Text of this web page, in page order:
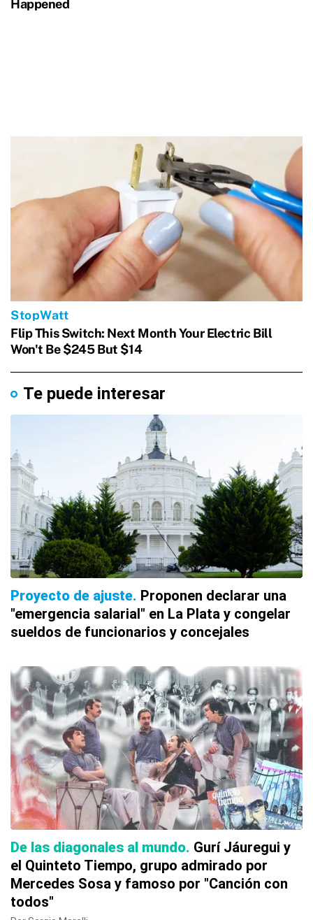
Te puede interesar
Proyecto de ajuste Proponen declarar una
"emergencia salarial" en La Plata y congelar
sueldos de funcionarios y concejales
De las diagonales al mundo Gurí Jáuregui y
el Quinteto Tiempo, grupo admirado por
Mercedes Sosa y famoso por "Canción con
todos"